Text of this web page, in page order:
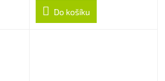
Do košíku